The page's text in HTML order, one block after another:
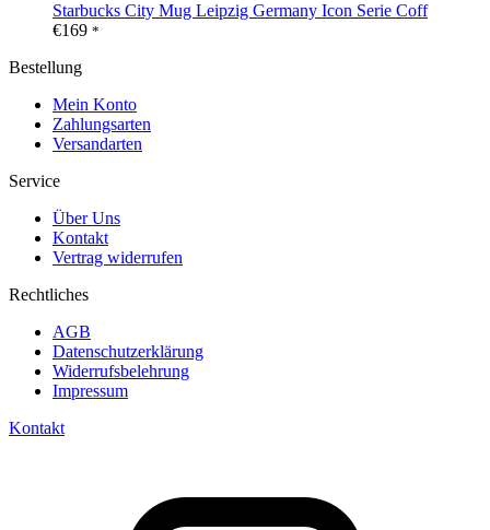
Starbucks City Mug Leipzig Germany Icon Serie Coff
€169 *
Bestellung
Mein Konto
Zahlungsarten
Versandarten
Service
Über Uns
Kontakt
Vertrag widerrufen
Rechtliches
AGB
Datenschutzerklärung
Widerrufsbelehrung
Impressum
Kontakt